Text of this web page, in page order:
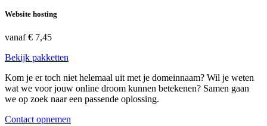
Website hosting
vanaf€ 7,45
Bekijk pakketten
Kom je er toch niet helemaal uit met je domeinnaam? Wil je weten
wat we voor jouw online droom kunnen betekenen? Samen gaan
we op zoek naar een passende oplossing.
Contact opnemen